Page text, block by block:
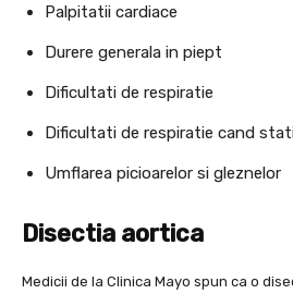
Palpitatii cardiace
Durere generala in piept
Dificultati de respiratie
Dificultati de respiratie cand
Umflarea picioarelor si gleznelor
Disectia aortica
Medicii de la Clinica Mayo spun ca o